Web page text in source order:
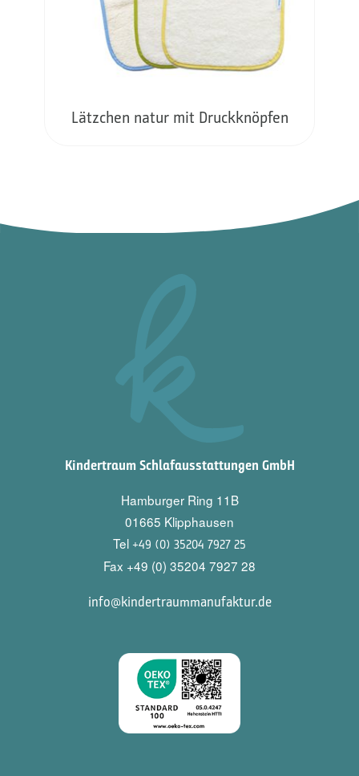
Lätzchen natur mit Druckknöpfen
Kindertraum Schlafausstattungen GmbH
Hamburger Ring 11B
01665 Klipphausen
Tel +49 (0) 35204 7927 25
Fax +49 (0) 35204 7927 28
info@kindertraummanufaktur.de